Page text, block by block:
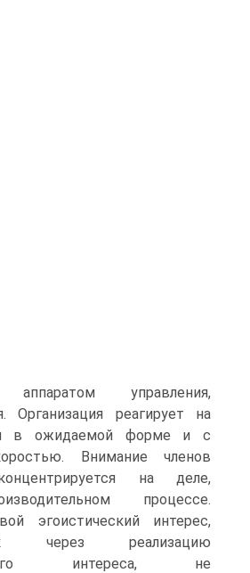
аппаратом управления,
Организация реагирует на
в ожидаемой форме и с
Внимание членов
на деле,
процессе.
эгоистический интерес,
через реализацию
интереса, не